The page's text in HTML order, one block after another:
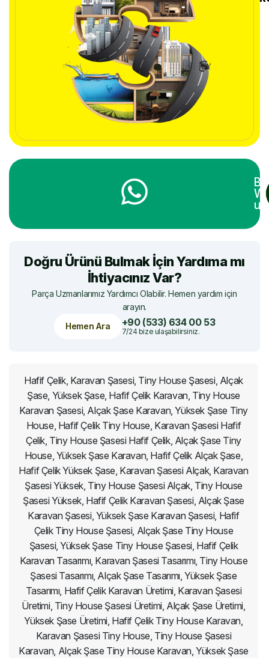
Doğru Ürünü Bulmak İçin Yardıma mı
İhtiyacınız Var?
Parça Uzmanlarımız Yardımcı Olabilir. Hemen yardım için
arayın.
Hemen Ara
+90 (533) 634 00 53
7/24 bize ulaşabilirsiniz.
Hafif Çelik, Karavan Şasesi, Tiny House Şasesi, Alçak
Şase, Yüksek Şase, Hafif Çelik Karavan, Tiny House
Karavan Şasesi, Alçak Şase Karavan, Yüksek Şase Tiny
House, Hafif Çelik Tiny House, Karavan Şasesi Hafif
Çelik, Tiny House Şasesi Hafif Çelik, Alçak Şase Tiny
House, Yüksek Şase Karavan, Hafif Çelik Alçak Şase,
Hafif Çelik Yüksek Şase, Karavan Şasesi Alçak, Karavan
Şasesi Yüksek, Tiny House Şasesi Alçak, Tiny House
Şasesi Yüksek, Hafif Çelik Karavan Şasesi, Alçak Şase
Karavan Şasesi, Yüksek Şase Karavan Şasesi, Hafif
Çelik Tiny House Şasesi, Alçak Şase Tiny House
Şasesi, Yüksek Şase Tiny House Şasesi, Hafif Çelik
Karavan Tasarımı, Karavan Şasesi Tasarımı, Tiny House
Şasesi Tasarımı, Alçak Şase Tasarımı, Yüksek Şase
Tasarımı, Hafif Çelik Karavan Üretimi, Karavan Şasesi
Üretimi, Tiny House Şasesi Üretimi, Alçak Şase Üretimi,
Yüksek Şase Üretimi, Hafif Çelik Tiny House Karavan,
Karavan Şasesi Tiny House, Tiny House Şasesi
Karavan, Alçak Şase Tiny House Karavan, Yüksek Şase